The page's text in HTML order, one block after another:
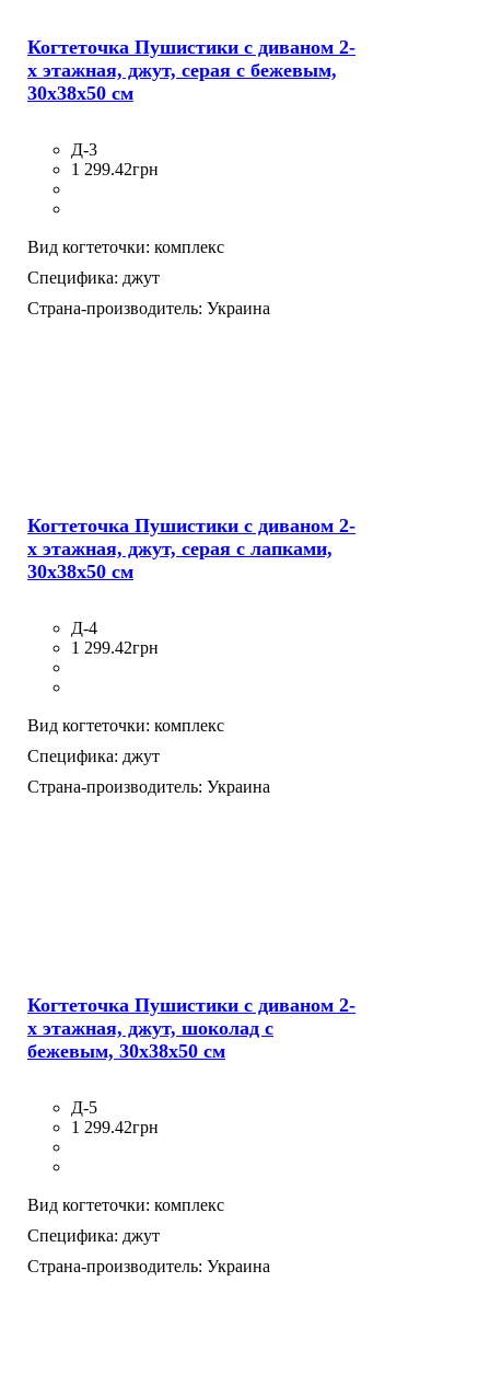
Когтеточка Пушистики с диваном 2-
х этажная, джут, серая с бежевым,
30х38х50 см
Д-3
1 299.42грн
Вид когтеточки: комплекс
Специфика: джут
Страна-производитель: Украина
Когтеточка Пушистики с диваном 2-
х этажная, джут, серая с лапками,
30х38х50 см
Д-4
1 299.42грн
Вид когтеточки: комплекс
Специфика: джут
Страна-производитель: Украина
Когтеточка Пушистики с диваном 2-
х этажная, джут, шоколад с
бежевым, 30х38х50 см
Д-5
1 299.42грн
Вид когтеточки: комплекс
Специфика: джут
Страна-производитель: Украина